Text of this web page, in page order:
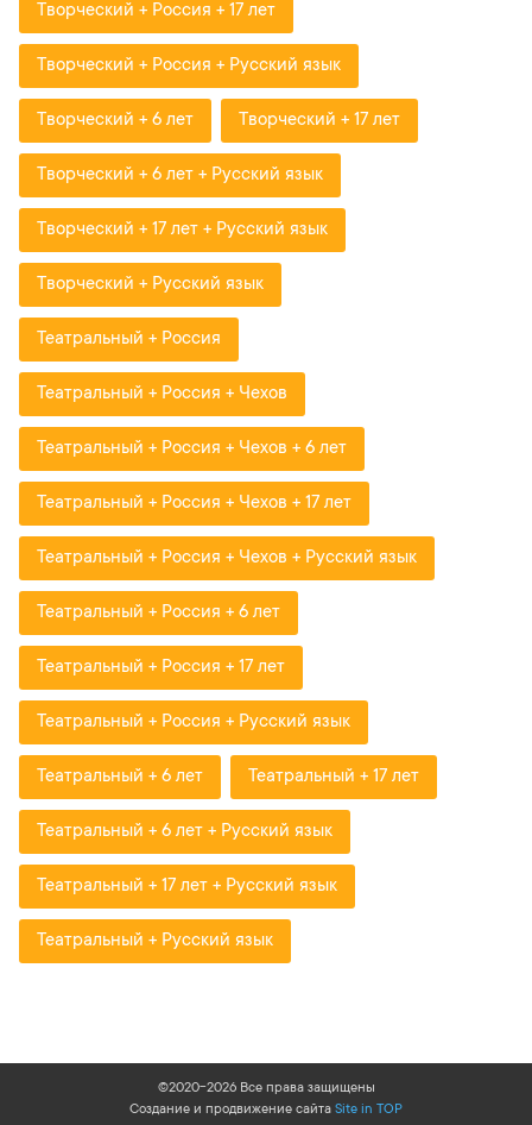
Творческий + Россия + 17 лет
Творческий + Россия + Русский язык
Творческий + 6 лет Творческий + 17 лет
Творческий + 6 лет + Русский язык
Творческий + 17 лет + Русский язык
Творческий + Русский язык
Театральный + Россия
Театральный + Россия + Чехов
Театральный + Россия + Чехов + 6 лет
Театральный + Россия + Чехов + 17 лет
Театральный + Россия + Чехов + Русский язык
Театральный + Россия + 6 лет
Театральный + Россия + 17 лет
Театральный + Россия + Русский язык
Театральный + 6 лет Театральный + 17 лет
Театральный + 6 лет + Русский язык
Театральный + 17 лет + Русский язык
Театральный + Русский язык
©2020-2026 Все права защищены
Создание и продвижение сайта Site in TOP